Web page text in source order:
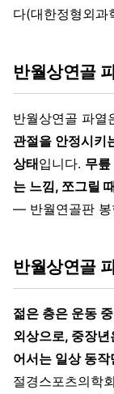
다(대한정형외
반월상연골
반월상연골 파열
관절을 안정시키
상태입니다. 무릎
는 느낌, 쪼그릴
— 반월연골판 봉
반월상연골
젊은 층은 운동
외상으로, 중장
어서는 일상 동
절경스포츠의학